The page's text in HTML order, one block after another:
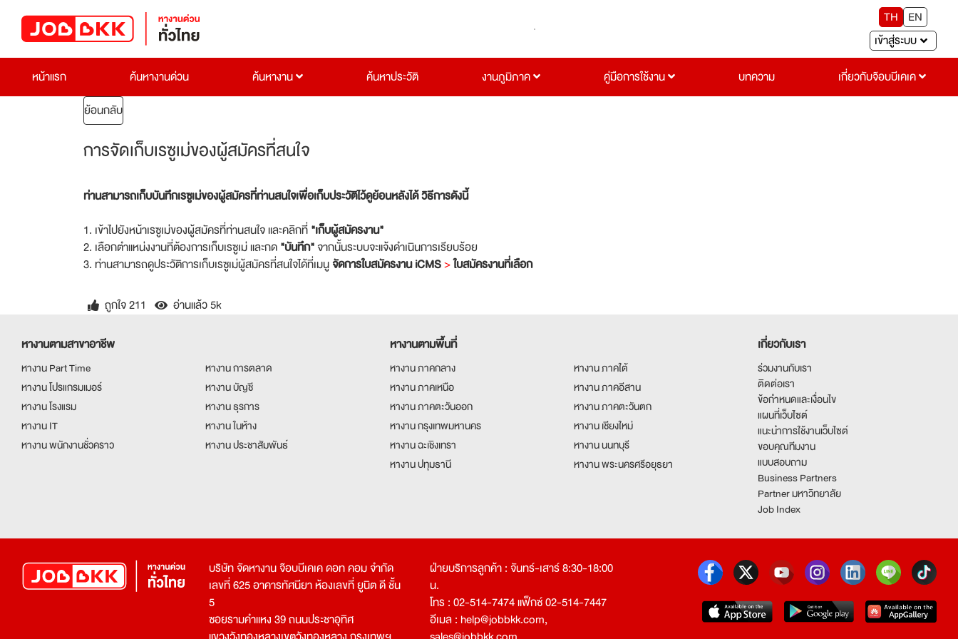
TH
EN
เข้าสู่ระบบ
หน้าแรก
ค้นหางานด่วน ค้นหางาน ค้นหาประวัติ งานภูมิภาค คู่มือการใช้งาน บทความ
เกี่ยวกับจ๊อบบีเคเค
ย้อนกลับ
การจัดเก็บเรซูเม่ของผู้สมัครที่สนใจ
ท่านสามารถเก็บบันทึกเรซูเม่ของผู้สมัครที่ท่านสนใจเพื่อเก็บประวัติไว้ดูย้อนหลังได้ วิธีการดังนี้
1. เข้าไปยังหน้าเรซูเม่ของผู้สมัครที่ท่านสนใจ และคลิกที่"เก็บผู้สมัครงาน"
2. เลือกตำแหน่งงานที่ต้องการเก็บเรซูเม่ และกด"บันทึก"จากนั้นระบบจะแจ้งดำเนินการเรียบร้อย
3. ท่านสามารถดูประวัติการเก็บเรซูเม่ผู้สมัครที่สนใจได้ที่เมนูจัดการใบสมัครงาน iCMS>ใบสมัครงานที่เลือก
ถูกใจ 211 อ่านแล้ว 5k
หางานตามสาขาอาชีพ
หางาน Part Time
หางาน การตลาด
หางาน โปรแกรมเมอร์
หางาน บัญชี
หางาน โรงแรม
หางาน ธุรการ
หางาน IT
หางาน ในห้าง
หางาน พนักงานชั่วคราว
หางาน ประชาสัมพันธ์
หางานตามพื้นที่
หางาน ภาคกลาง
หางาน ภาคใต้
หางาน ภาคเหนือ
หางาน ภาคอีสาน
หางาน ภาคตะวันออก
หางาน ภาคตะวันตก
หางาน กรุงเทพมหานคร
หางาน เชียงใหม่
หางาน ฉะเชิงเทรา
หางาน นนทบุรี
หางาน ปทุมธานี
หางาน พระนครศรีอยุธยา
เกี่ยวกับเรา
ร่วมงานกับเรา
ติดต่อเรา
ข้อกำหนดและเงื่อนไข
แผนที่เว็บไซต์
แนะนำการใช้งานเว็บไซต์
ขอบคุณทีมงาน
แบบสอบถาม
Business Partners
Partner มหาวิทยาลัย
Job Index
บริษัท จัดหางาน จ๊อบบีเคเค ดอท คอม จำกัด
เลขที่ 625 อาคารทัศนียา ห้องเลขที่ ยูนิต ดี ชั้น
5
ซอยรามคำแหง 39 ถนนประชาอุทิศ
ฝ่ายบริการลูกค้า : จันทร์-เสาร์ 8:30-18:00
น.
โทร : 02-514-7474 แฟ็กซ์ 02-514-7447
อีเมล : help@jobbkk.com,